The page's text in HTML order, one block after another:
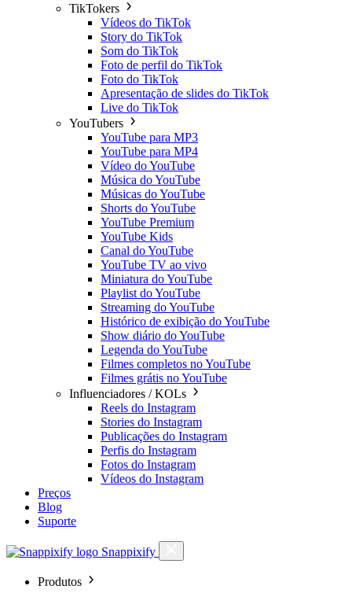
TikTokers
Vídeos do TikTok
Story do TikTok
Som do TikTok
Foto de perfil do TikTok
Foto do TikTok
Apresentação de slides do TikTok
Live do TikTok
YouTubers
YouTube para MP3
YouTube para MP4
Vídeo do YouTube
Música do YouTube
Músicas do YouTube
Shorts do YouTube
YouTube Premium
YouTube Kids
Canal do YouTube
YouTube TV ao vivo
Miniatura do YouTube
Playlist do YouTube
Streaming do YouTube
Histórico de exibição do YouTube
Show diário do YouTube
Legenda do YouTube
Filmes completos no YouTube
Filmes grátis no YouTube
Influenciadores / KOLs
Reels do Instagram
Stories do Instagram
Publicações do Instagram
Perfis do Instagram
Fotos do Instagram
Vídeos do Instagram
Preços
Blog
Suporte
Snappixify
Produtos